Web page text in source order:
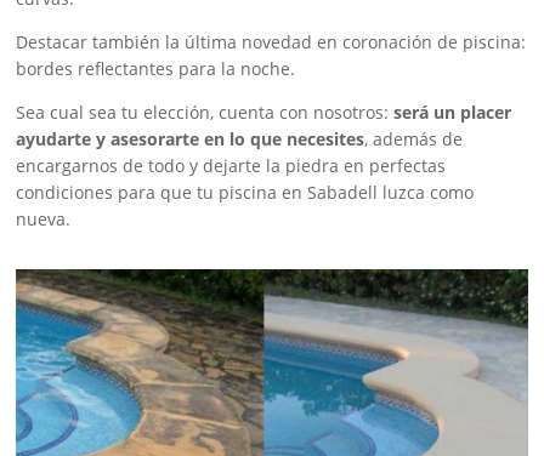
Destacar también la última novedad en coronación de piscina:
bordes reflectantes para la noche.
Sea cual sea tu elección, cuenta con nosotros:será un placer
ayudarte y asesorarte en lo que necesites, además de
encargarnos de todo y dejarte la piedra en perfectas
condiciones para que tu piscina en Sabadell luzca como
nueva.